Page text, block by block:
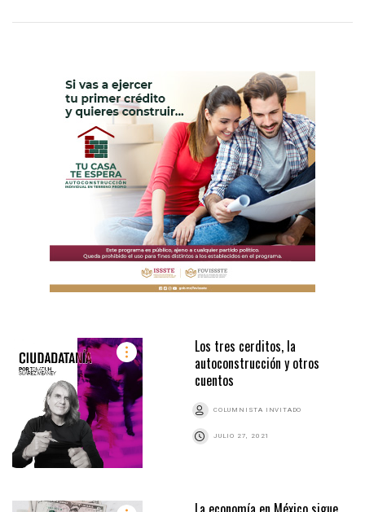
Los tres cerditos, la
autoconstrucción y otros
cuentos
COLUMNISTA INVITADO
JULIO 27, 2021